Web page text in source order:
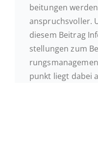
bei­tun­gen
an­spruchs­vol­ler.
diesem Beitrag
stel­lun­gen zum
punkt liegt dabei